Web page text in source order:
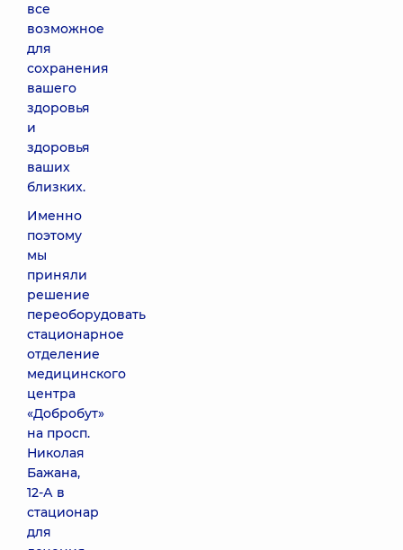
все
возможное
для
сохранения
вашего
здоровья
и
здоровья
ваших
близких.
Именно
поэтому
мы
приняли
решение
переоборудовать
стационарное
отделение
медицинского
центра
«Добробут»
на просп.
Николая
Бажана,
12-А в
стационар
для